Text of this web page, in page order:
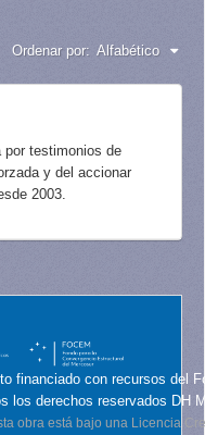
Ordenar por: Alfabético
por testimonios de
y del accionar
2003.
financiado con recursos del
los derechos reservados DH
obra está bajo una Licencia